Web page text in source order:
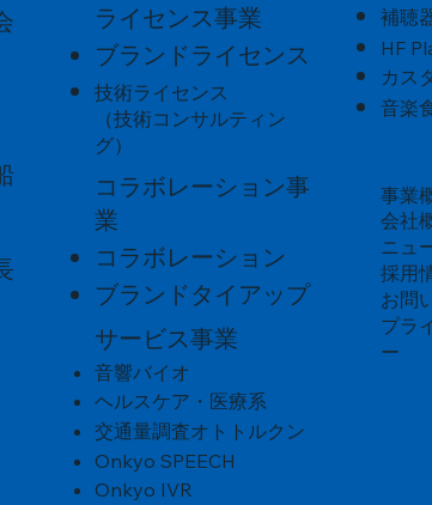
ライセンス事業
ブランドライセンス
技術ライセンス
（技術コンサルティン
グ）
コラボレーション事
業
コラボレーション
ブランドタイアップ
サービス事業
音響バイオ
ヘルスケア・医療系
交通量調査オトトルクン
Onkyo SPEECH
Onkyo IVR
補聴
HF
カス
音楽
プラ
ー
お問
採用
ニュ
事業
会社